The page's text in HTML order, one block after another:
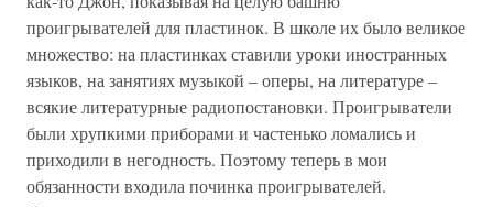
проигрывателей для пластинок. В школе их было великое
множество: на пластинках ставили уроки иностранных
языков, на занятиях музыкой – оперы, на литературе –
всякие литературные радиопостановки. Проигрыватели
были хрупкими приборами и частенько ломались и
приходили в негодность. Поэтому теперь в мои
обязанности входила починка проигрывателей.